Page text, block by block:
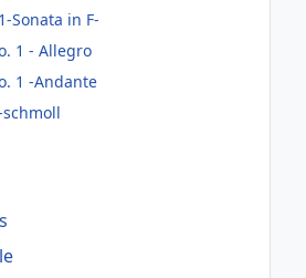
Sonata in F-
1 - Allegro
1 -Andante